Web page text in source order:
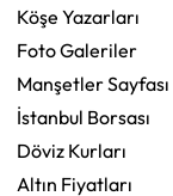
Köşe Yazarları
Foto Galeriler
Manşetler Sayfası
İstanbul Borsası
Döviz Kurları
Altın Fiyatları